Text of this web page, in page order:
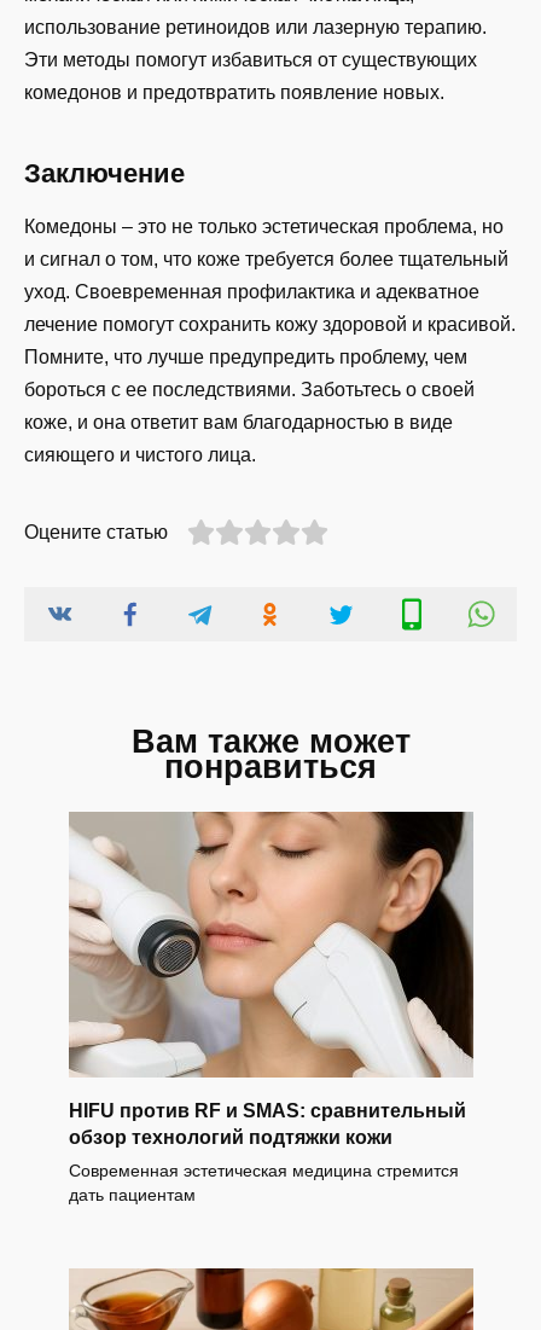
использование ретиноидов или лазерную терапию.
Эти методы помогут избавиться от существующих
комедонов и предотвратить появление новых.
Заключение
Комедоны – это не только эстетическая проблема, но
и сигнал о том, что коже требуется более тщательный
уход. Своевременная профилактика и адекватное
лечение помогут сохранить кожу здоровой и красивой.
Помните, что лучше предупредить проблему, чем
бороться с ее последствиями. Заботьтесь о своей
коже, и она ответит вам благодарностью в виде
сияющего и чистого лица.
Оцените статью
Вам также может
понравиться
HIFU против RF и SMAS: сравнительный
обзор технологий подтяжки кожи
Современная эстетическая медицина стремится
дать пациентам